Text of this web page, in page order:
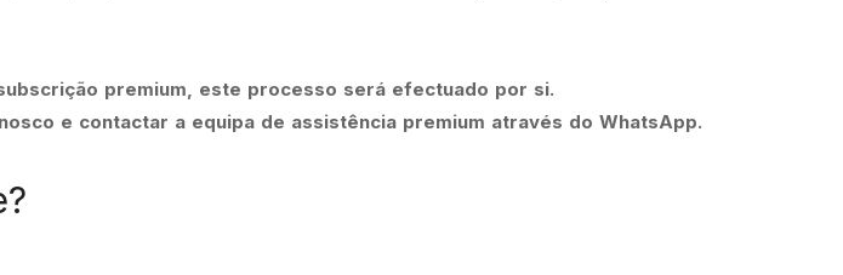
premium, este processo será efectuado por si.
e contactar a equipa de assistência premium através do WhatsApp.